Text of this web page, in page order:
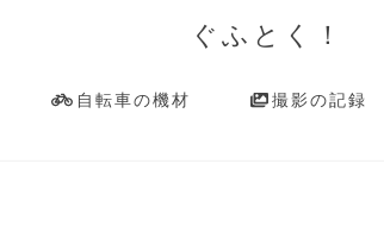
ぐふとく！
自転車の機材 撮影の記録